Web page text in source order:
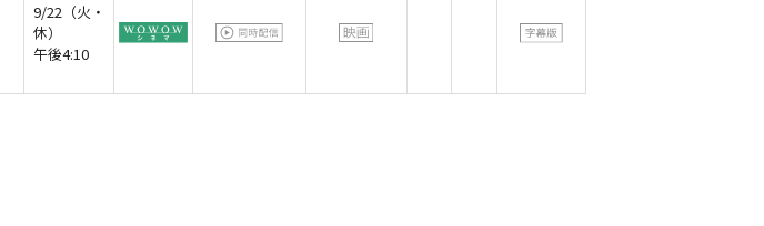
9/22（火・
休）
午後4:10